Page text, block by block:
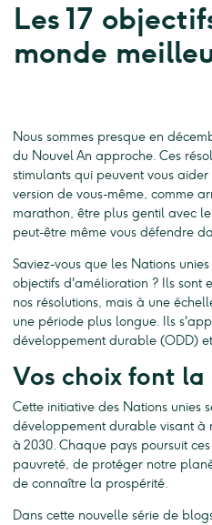
Les 17
monde
Nous sommes presque en
du Nouvel An approche. Ces
stimulants qui peuvent vous
version de vous-même, comme
marathon, être plus gentil avec
peut-être même vous défendre
Saviez-vous que les Nations
objectifs d'amélioration ? Ils sont
nos résolutions, mais à une
une période plus longue. Ils
développement durable (ODD) et
Vos choix font
Cette initiative des Nations unies
développement durable visant à
à 2030. Chaque pays poursuit
pauvreté, de protéger notre
de connaître la prospérité.
Dans cette nouvelle série de